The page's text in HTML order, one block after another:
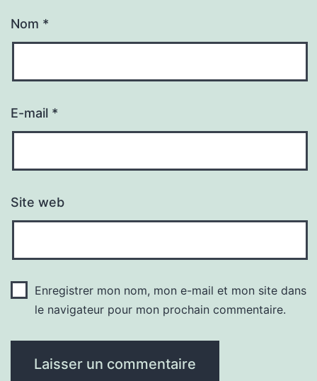
Nom *
E-mail *
Site web
Enregistrer mon nom, mon e-mail et mon site dans
le navigateur pour mon prochain commentaire.